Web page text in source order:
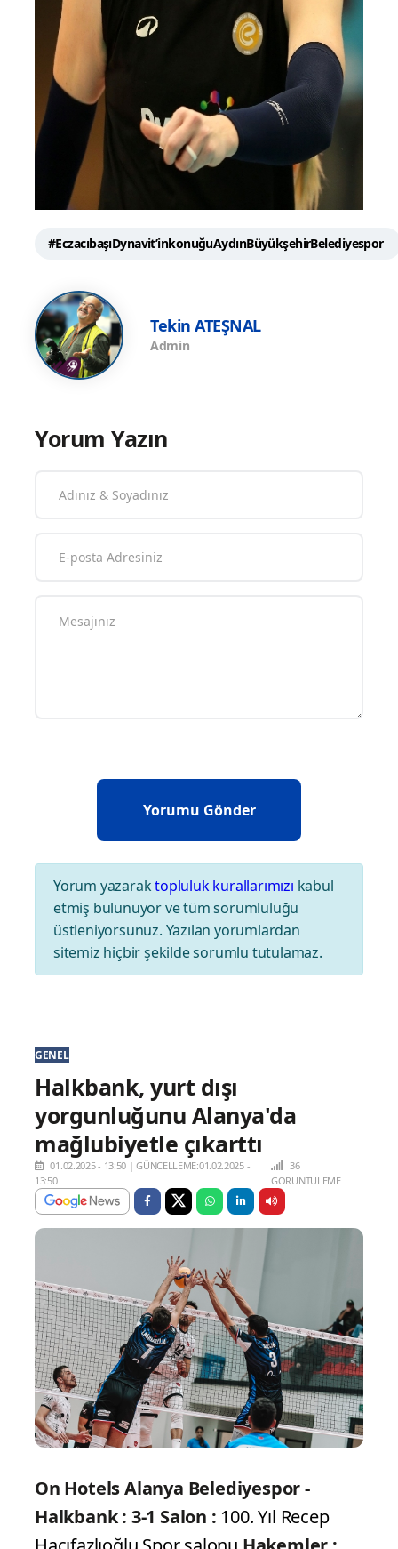
#EczacıbaşıDynavit’inkonuğuAydınBüyükşehirBelediyespor
Tekin ATEŞNAL
Admin
Yorum Yazın
Yorum yazaraktopluluk kurallarımızı kabul
etmiş bulunuyor ve tüm sorumluluğu
üstleniyorsunuz. Yazılan yorumlardan
sitemiz hiçbir şekilde sorumlu tutulamaz.
GENEL
Halkbank, yurt dışı
yorgunluğunu Alanya'da
mağlubiyetle çıkarttı
01.02.2025 - 13:50 |GÜNCELLEME:01.02.2025 -
13:50
36
GÖRÜNTÜLEME
On Hotels Alanya Belediyespor -
Halkbank : 3-1 Salon : 100. Yıl Recep